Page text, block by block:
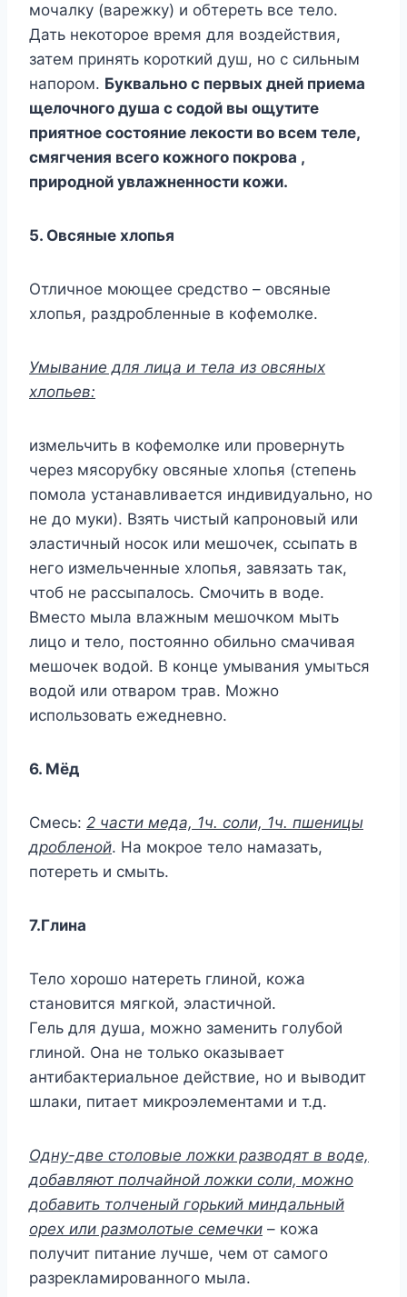
мочалку (варежку) и обтереть все тело.
Дать некоторое время для воздействия,
затем принять короткий душ, но с сильным
напором. Буквально с первых дней приема
щелочного душа с содой вы ощутите
приятное состояние лекости во всем теле,
смягчения всего кожного покрова ,
природной увлажненности кожи.
5. Овсяные хлопья
Отличное моющее средство – овсяные
хлопья, раздробленные в кофемолке.
Умывание для лица и тела из овсяных
хлопьев:
измельчить в кофемолке или провернуть
через мясорубку овсяные хлопья (степень
помола устанавливается индивидуально, но
не до муки). Взять чистый капроновый или
эластичный носок или мешочек, ссыпать в
него измельченные хлопья, завязать так,
чтоб не рассыпалось. Смочить в воде.
Вместо мыла влажным мешочком мыть
лицо и тело, постоянно обильно смачивая
мешочек водой. В конце умывания умыться
водой или отваром трав. Можно
использовать ежедневно.
6. Мёд
Смесь: 2 части меда, 1ч. соли, 1ч. пшеницы
дробленой. На мокрое тело намазать,
потереть и смыть.
7.Глина
Тело хорошо натереть глиной, кожа
становится мягкой, эластичной.
Гель для душа, можно заменить голубой
глиной. Она не только оказывает
антибактериальное действие, но и выводит
шлаки, питает микроэлементами и т.д.
Одну-две столовые ложки разводят в воде,
добавляют полчайной ложки соли, можно
добавить толченый горький миндальный
орех или размолотые семечки – кожа
получит питание лучше, чем от самого
разрекламированного мыла.